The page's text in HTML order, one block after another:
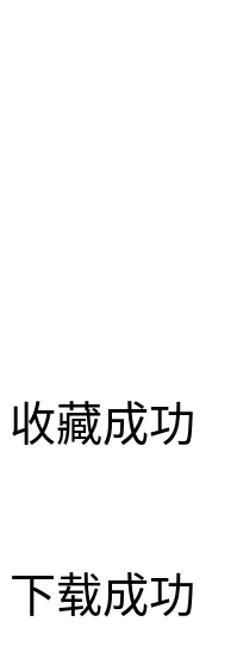
收藏成功
下载成功